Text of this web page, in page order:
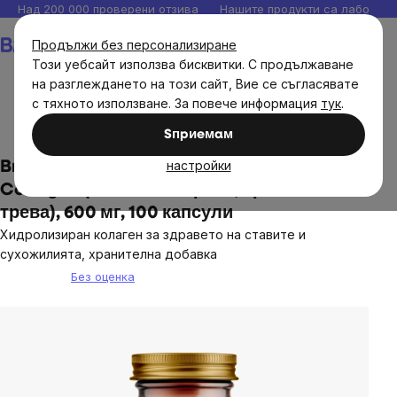
Продължи без персонализиране
Този уебсайт използва бисквитки. С продължаване
на разглеждането на този сайт, Вие се съгласявате
с тяхното използване. За повече информация тук.
Sпpиeмaм
настройки
Прескочи
към
съдържанието
Над 200 000 проверени отзива Нашите продукти са
BrainMax Хидролизиран GrassFed
Collagen (колаген от крави, хранени с
трева), 600 мг, 100 капсули
Хидролизиран колаген за здравето на ставите и
сухожилията, хранителна добавка
Без оценка